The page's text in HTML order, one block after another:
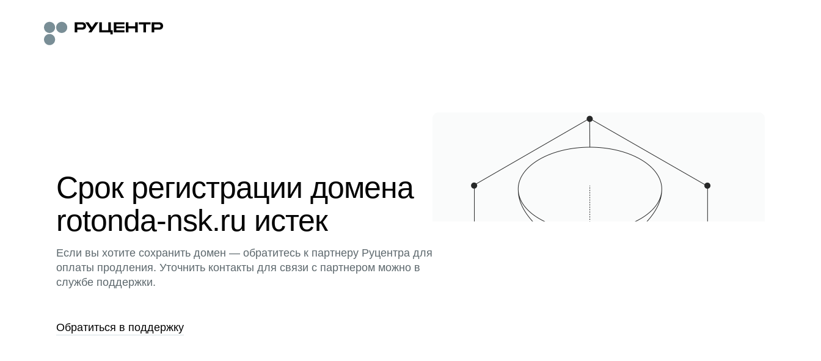
Срок регистрации домена
rotonda-nsk.ru истек
Если вы хотите сохранить домен — обратитесь к партнеру Руцентра для
оплаты продления. Уточнить контакты для связи с партнером можно в
службе поддержки.
Обратиться в поддержку